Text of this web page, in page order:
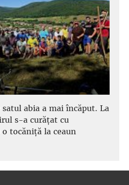
abia a mai încăput. La
s-a curățat cu
tocăniță la ceaun